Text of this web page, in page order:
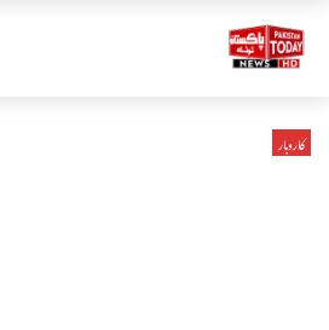
کاروبار